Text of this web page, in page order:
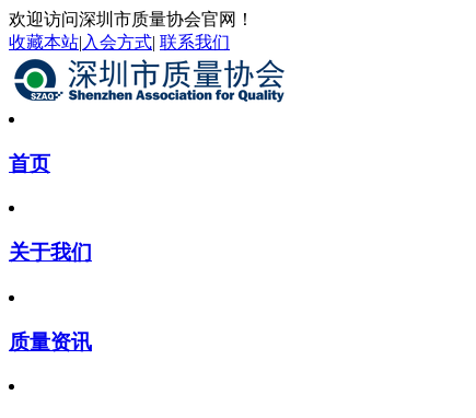
欢迎访问深圳市质量协会官网！
收藏本站| 入会方式| 联系我们
首页
关于我们
质量资讯